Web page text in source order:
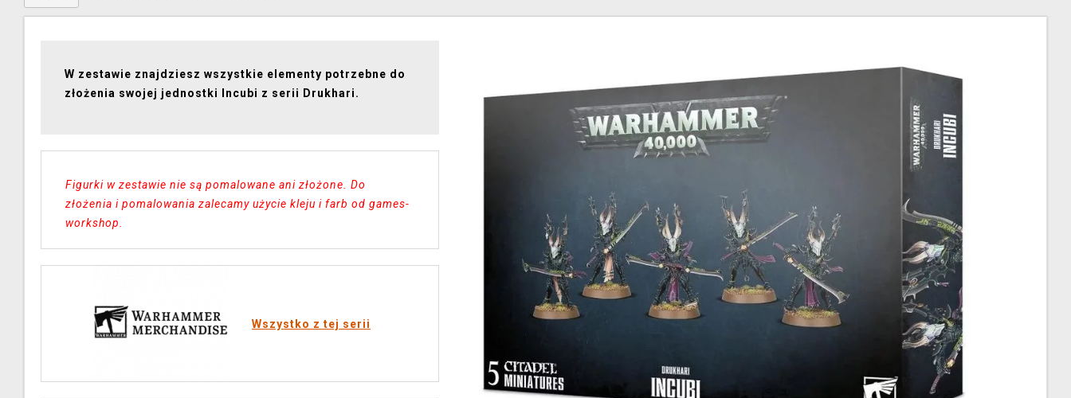
W zestawie znajdziesz wszystkie elementy potrzebne do
złożenia swojej jednostki Incubi z serii Drukhari.
Figurki w zestawie nie są pomalowane ani złożone. Do
złożenia i pomalowania zalecamy użycie kleju i farb od games-
workshop.
Wszystko z tej serii